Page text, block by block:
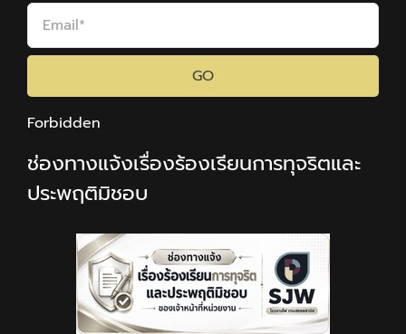
GO
Forbidden
ช่องทางแจ้งเรื่องร้องเรียนการทุจริตและ
ประพฤติมิชอบ